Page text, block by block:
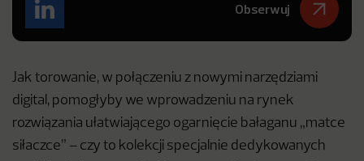
Obserwuj
Jak torowanie, w połączeniu z nowymi narzędziami
digital, pomogłyby we wprowadzeniu na rynek
rozwiązania ułatwiającego ogarnięcie bałaganu „matce
siłaczce” – czy to kolekcji specjalnie dedykowanych